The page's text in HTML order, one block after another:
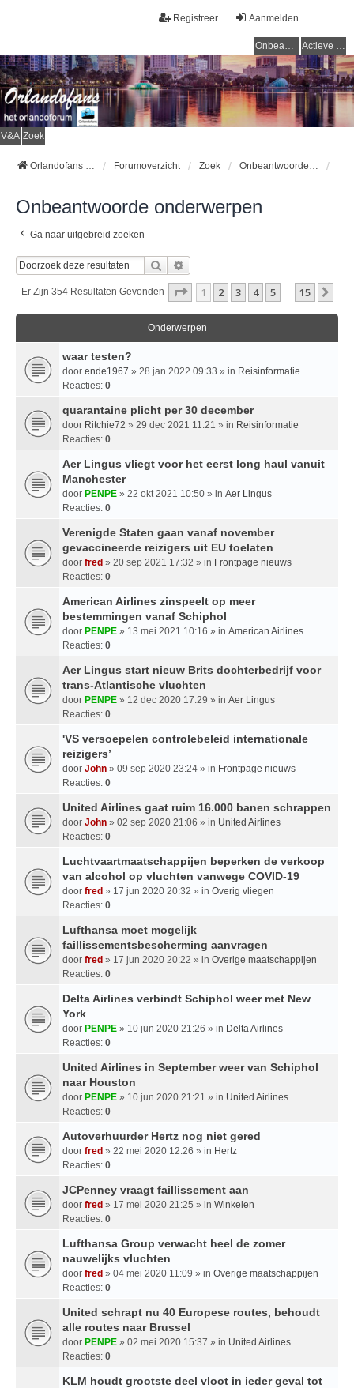
Aanmelden
Registreer
Onbeantwoorde onderwerpen Actieve onderwerpen
V&A Zoek
Orlandofans Homepage Forumoverzicht Zoek Onbeantwoorde onderwerpen
Onbeantwoorde onderwerpen
Ga naar uitgebreid zoeken
Zoek
Er Zijn 354 Resultaten Gevonden Pagina Van15
1 2 3 4 5 … 15
Onderwerpen
waar testen?
door ende1967 » 28 jan 2022 09:33 » in Reisinformatie
Reacties: 0
quarantaine plicht per 30 december
door Ritchie72 » 29 dec 2021 11:21 » in Reisinformatie
Reacties: 0
Aer Lingus vliegt voor het eerst long haul vanuit
Manchester
door PENPE » 22 okt 2021 10:50 » in Aer Lingus
Reacties: 0
Verenigde Staten gaan vanaf november
gevaccineerde reizigers uit EU toelaten
door fred » 20 sep 2021 17:32 » in Frontpage nieuws
Reacties: 0
American Airlines zinspeelt op meer
bestemmingen vanaf Schiphol
door PENPE » 13 mei 2021 10:16 » in American Airlines
Reacties: 0
Aer Lingus start nieuw Brits dochterbedrijf voor
trans-Atlantische vluchten
door PENPE » 12 dec 2020 17:29 » in Aer Lingus
Reacties: 0
'VS versoepelen controlebeleid internationale
reizigers’
door John » 09 sep 2020 23:24 » in Frontpage nieuws
Reacties: 0
United Airlines gaat ruim 16.000 banen schrappen
door John » 02 sep 2020 21:06 » in United Airlines
Reacties: 0
Luchtvaartmaatschappijen beperken de verkoop
van alcohol op vluchten vanwege COVID-19
door fred » 17 jun 2020 20:32 » in Overig vliegen
Reacties: 0
Lufthansa moet mogelijk
faillissementsbescherming aanvragen
door fred » 17 jun 2020 20:22 » in Overige maatschappijen
Reacties: 0
Delta Airlines verbindt Schiphol weer met New
York
door PENPE » 10 jun 2020 21:26 » in Delta Airlines
Reacties: 0
United Airlines in September weer van Schiphol
naar Houston
door PENPE » 10 jun 2020 21:21 » in United Airlines
Reacties: 0
Autoverhuurder Hertz nog niet gered
door fred » 22 mei 2020 12:26 » in Hertz
Reacties: 0
JCPenney vraagt ​​faillissement aan
door fred » 17 mei 2020 21:25 » in Winkelen
Reacties: 0
Lufthansa Group verwacht heel de zomer
nauwelijks vluchten
door fred » 04 mei 2020 11:09 » in Overige maatschappijen
Reacties: 0
United schrapt nu 40 Europese routes, behoudt
alle routes naar Brussel
door PENPE » 02 mei 2020 15:37 » in United Airlines
Reacties: 0
KLM houdt grootste deel vloot in ieder geval tot